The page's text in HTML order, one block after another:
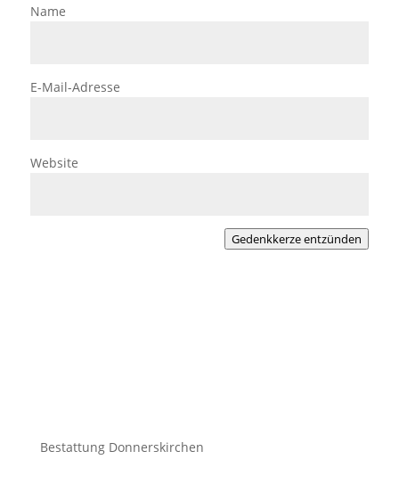
Name
E-Mail-Adresse
Website
Gedenkkerze entzünden
Bestattung Donnerskirchen